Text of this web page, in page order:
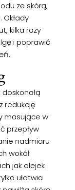
ze skórą,
kilka razy
i poprawić
redukcję
masujące w
przepływ
nadmiaru
wokół
jak olejek
ułatwia